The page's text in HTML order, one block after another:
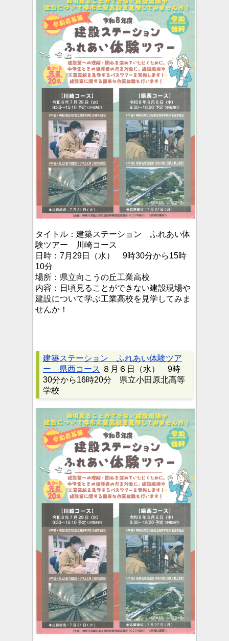
タイトル： 建築ステーション ふれあい体
験ツアー 川崎コース
日時： 7月29日（水） 9時30分から15時
10分
場所： 県立向こうの丘工業高校
内容： 日頃見ることができない建設現場や
建設について学ぶ工業高校を見学してみま
せんか！
建築ステーション ふれあい体験ツア
ー 県西コース ８月６日（水） 9時
30分から16時20分 県立小田原北高等
学校